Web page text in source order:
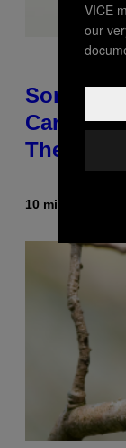
Some
Carrying
Their
10 minutes ago
VICE
our